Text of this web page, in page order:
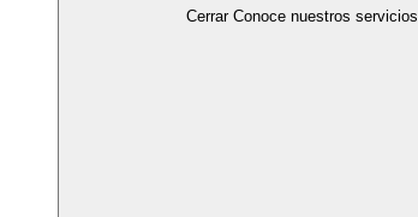
Cerrar Conoce nuestros servicios